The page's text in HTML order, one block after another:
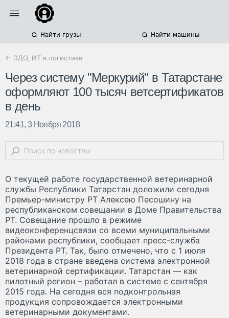
Найти грузы Найти машины
← ЭДО, ИТ в логистике
Через систему "Меркурий" в Татарстане
оформляют 100 тысяч ветсертификатов
в день
21:41, 3 Ноября 2018
О текущей работе государственной ветеринарной
службы Республики Татарстан доложили сегодня
Премьер-министру РТ Алексею Песошину на
республиканском совещании в Доме Правительства
РТ. Совещание прошло в режиме
видеоконференцсвязи со всеми муниципальными
районами республики, сообщает пресс-служба
Президента РТ. Так, было отмечено, что с 1 июля
2018 года в стране введена система электронной
ветеринарной сертификации. Татарстан — как
пилотный регион – работал в системе с сентября
2015 года. На сегодня вся подконтрольная
продукция сопровождается электронными
ветеринарными документами.